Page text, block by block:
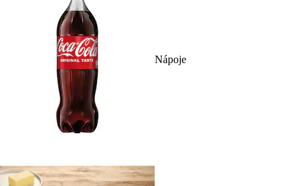
Nápoje